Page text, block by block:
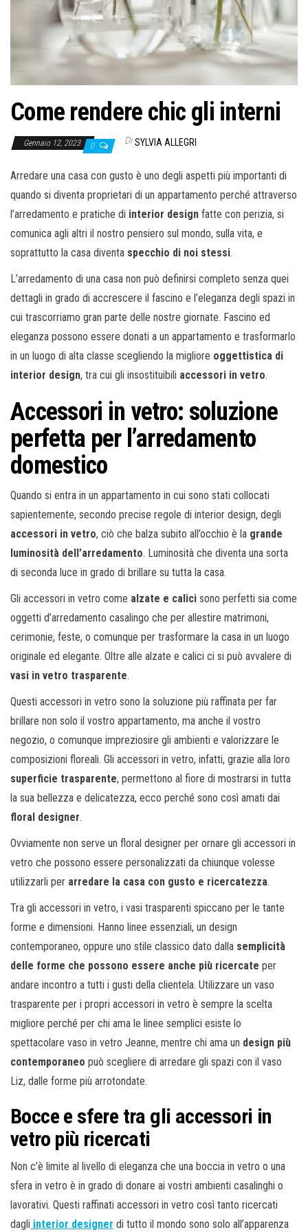
Come rendere chic gli interni
Gennaio 12, 2023 0 Di SYLVIA ALLEGRI
Arredare una casa con gusto è uno degli aspetti più importanti di
quando si diventa proprietari di un appartamento perché attraverso
l’arredamento e pratiche di interior design fatte con perizia, si
comunica agli altri il nostro pensiero sul mondo, sulla vita, e
soprattutto la casa diventa specchio di noi stessi.
L’arredamento di una casa non può definirsi completo senza quei
dettagli in grado di accrescere il fascino e l’eleganza degli spazi in
cui trascorriamo gran parte delle nostre giornate. Fascino ed
eleganza possono essere donati a un appartamento e trasformarlo
in un luogo di alta classe scegliendo la migliore oggettistica di
interior design, tra cui gli insostituibili accessori in vetro.
Accessori in vetro: soluzione
perfetta per l’arredamento
domestico
Quando si entra in un appartamento in cui sono stati collocati
sapientemente, secondo precise regole di interior design, degli
accessori in vetro, ciò che balza subito all’occhio è la grande
luminosità dell’arredamento. Luminosità che diventa una sorta
di seconda luce in grado di brillare su tutta la casa.
Gli accessori in vetro come alzate e calici sono perfetti sia come
oggetti d’arredamento casalingo che per allestire matrimoni,
cerimonie, feste, o comunque per trasformare la casa in un luogo
originale ed elegante. Oltre alle alzate e calici ci si può avvalere di
vasi in vetro trasparente.
Questi accessori in vetro sono la soluzione più raffinata per far
brillare non solo il vostro appartamento, ma anche il vostro
negozio, o comunque impreziosire gli ambienti e valorizzare le
composizioni floreali. Gli accessori in vetro, infatti, grazie alla loro
superficie trasparente, permettono al fiore di mostrarsi in tutta
la sua bellezza e delicatezza, ecco perché sono così amati dai
floral designer.
Ovviamente non serve un floral designer per ornare gli accessori in
vetro che possono essere personalizzati da chiunque volesse
utilizzarli per arredare la casa con gusto e ricercatezza.
Tra gli accessori in vetro, i vasi trasparenti spiccano per le tante
forme e dimensioni. Hanno linee essenziali, un design
contemporaneo, oppure uno stile classico dato dalla semplicità
delle forme che possono essere anche più ricercate per
andare incontro a tutti i gusti della clientela. Utilizzare un vaso
trasparente per i propri accessori in vetro è sempre la scelta
migliore perché per chi ama le linee semplici esiste lo
spettacolare vaso in vetro Jeanne, mentre chi ama un design più
contemporaneo può scegliere di arredare gli spazi con il vaso
Liz, dalle forme più arrotondate.
Bocce e sfere tra gli accessori in
vetro più ricercati
Non c’è limite al livello di eleganza che una boccia in vetro o una
sfera in vetro è in grado di donare ai vostri ambienti casalinghi o
lavorativi. Questi raffinati accessori in vetro così tanto ricercati
dagli interior designer di tutto il mondo sono solo all’apparenza